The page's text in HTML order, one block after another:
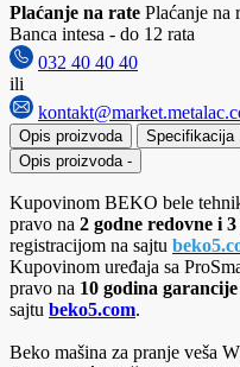
Plaćanje na rate Plaćanje na
Banca intesa - do 12 rata
032 40 40 40
ili
Opis proizvoda
Specifikacija
Opis proizvoda -
Kupovinom BEKO bele
pravo na 2 godne redovne i
registracijom na sajtu
Kupovinom uređaja sa
pravo na 10 godina garancije
sajtu beko5.com.
Beko mašina za pranje veša